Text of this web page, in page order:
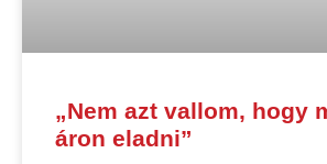
„Nem azt vallom, hogy
áron eladni”